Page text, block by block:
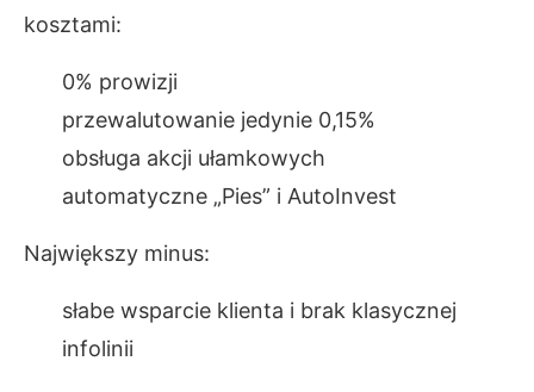
kosztami:
0% prowizji
przewalutowanie jedynie 0,15%
obsługa akcji ułamkowych
automatyczne „Pies” i AutoInvest
Największy minus:
słabe wsparcie klienta i brak klasycznej
infolinii